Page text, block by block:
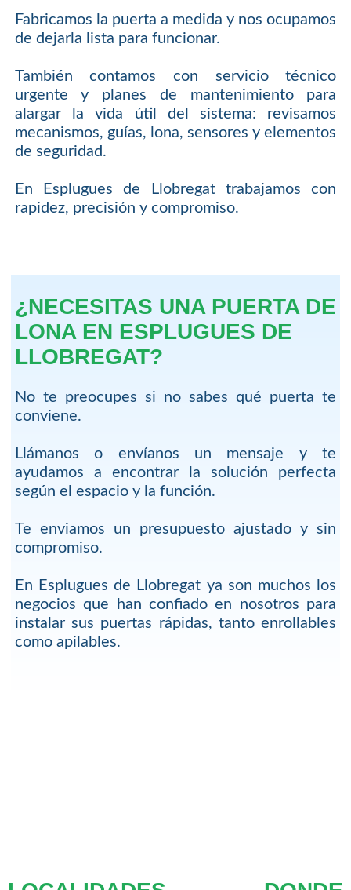
Fabricamos la puerta a medida y nos ocupamos
de dejarla lista para funcionar.
También contamos con servicio técnico
urgente y planes de mantenimiento para
alargar la vida útil del sistema: revisamos
mecanismos, guías, lona, sensores y elementos
de seguridad.
En Esplugues de Llobregat trabajamos con
rapidez, precisión y compromiso.
¿NECESITAS UNA PUERTA DE
LONA EN ESPLUGUES DE
LLOBREGAT?
No te preocupes si no sabes qué puerta te
conviene.
Llámanos o envíanos un mensaje y te
ayudamos a encontrar la solución perfecta
según el espacio y la función.
Te enviamos un presupuesto ajustado y sin
compromiso.
En Esplugues de Llobregat ya son muchos los
negocios que han confiado en nosotros para
instalar sus puertas rápidas, tanto enrollables
como apilables.